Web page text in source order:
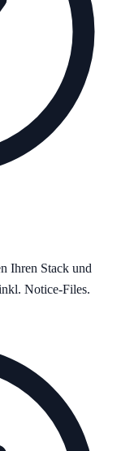
Ihren Stack und
Notice-Files.